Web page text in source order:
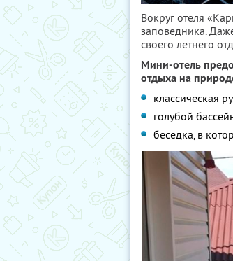
Вокруг отеля
заповедника.
своего летнего
Мини-отель
отдыха на
классическая
голубой
беседка, в